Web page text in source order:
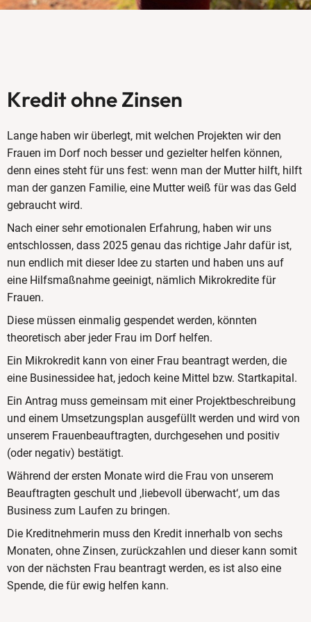
Kredit ohne Zinsen
Lange haben wir überlegt, mit welchen Projekten wir den
Frauen im Dorf noch besser und gezielter helfen können,
denn eines steht für uns fest: wenn man der Mutter hilft, hilft
man der ganzen Familie, eine Mutter weiß für was das Geld
gebraucht wird.
Nach einer sehr emotionalen Erfahrung, haben wir uns
entschlossen, dass 2025 genau das richtige Jahr dafür ist,
nun endlich mit dieser Idee zu starten und haben uns auf
eine Hilfsmaßnahme geeinigt, nämlich Mikrokredite für
Frauen.
Diese müssen einmalig gespendet werden, könnten
theoretisch aber jeder Frau im Dorf helfen.
Ein Mikrokredit kann von einer Frau beantragt werden, die
eine Businessidee hat, jedoch keine Mittel bzw. Startkapital.
Ein Antrag muss gemeinsam mit einer Projektbeschreibung
und einem Umsetzungsplan ausgefüllt werden und wird von
unserem Frauenbeauftragten, durchgesehen und positiv
(oder negativ) bestätigt.
Während der ersten Monate wird die Frau von unserem
Beauftragten geschult und ‚liebevoll überwacht‘, um das
Business zum Laufen zu bringen.
Die Kreditnehmerin muss den Kredit innerhalb von sechs
Monaten, ohne Zinsen, zurückzahlen und dieser kann somit
von der nächsten Frau beantragt werden, es ist also eine
Spende, die für ewig helfen kann.